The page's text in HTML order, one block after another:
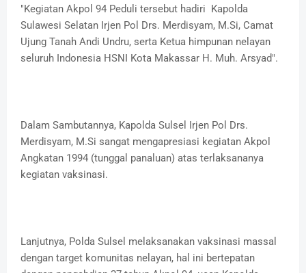
"Kegiatan Akpol 94 Peduli tersebut hadiri Kapolda
Sulawesi Selatan Irjen Pol Drs. Merdisyam, M.Si, Camat
Ujung Tanah Andi Undru, serta Ketua himpunan nelayan
seluruh Indonesia HSNI Kota Makassar H. Muh. Arsyad".
Dalam Sambutannya, Kapolda Sulsel Irjen Pol Drs.
Merdisyam, M.Si sangat mengapresiasi kegiatan Akpol
Angkatan 1994 (tunggal panaluan) atas terlaksananya
kegiatan vaksinasi.
Lanjutnya, Polda Sulsel melaksanakan vaksinasi massal
dengan target komunitas nelayan, hal ini bertepatan